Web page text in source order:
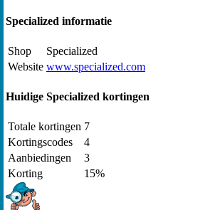
Specialized informatie
Shop
Specialized
Website www.specialized.com
Huidige Specialized kortingen
Totale kortingen 7
Kortingscodes
4
Aanbiedingen
3
Korting
15%